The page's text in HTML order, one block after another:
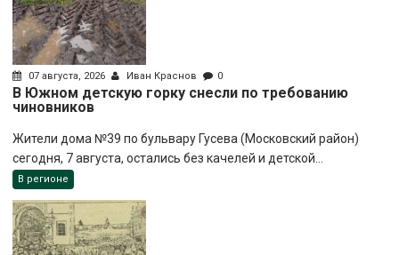
07 августа, 2026 Иван Краснов 0
В Южном детскую горку снесли по требованию
чиновников
Жители дома №39 по бульвару Гусева (Московский район)
сегодня, 7 августа, остались без качелей и детской...
В регионе